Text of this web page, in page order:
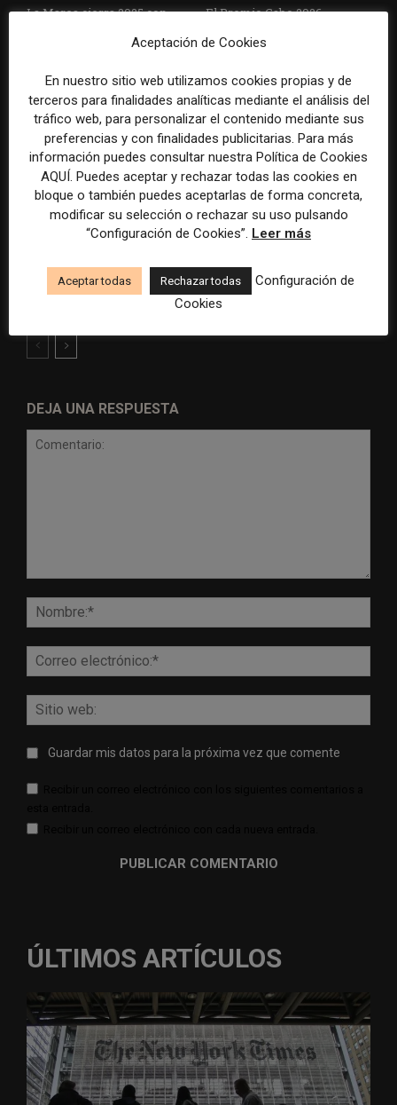
La Marea cierra 2025 con
cooperativa pierde 38.542
El Premio Gabo 2026
Brasil, España y El Salvador
la violencia
establece un sistema de
control para el uso de la
especial para la mejor
cobertura periodística del
Mundial 2026
DEJA UNA RESPUESTA
Guardar mis datos para la próxima vez que comente
ÚLTIMOS ARTÍCULOS
Aceptación de Cookies
En nuestro sitio web utilizamos cookies propias y de
terceros para finalidades analíticas mediante el análisis del
tráfico web, para personalizar el contenido mediante sus
preferencias y con finalidades publicitarias. Para más
información puedes consultar nuestra Política de Cookies
AQUÍ. Puedes aceptar y rechazar todas las cookies en
bloque o también puedes aceptarlas de forma concreta,
modificar su selección o rechazar su uso pulsando
“Configuración de Cookies”. Leer más
Aceptar todas Rechazar todas
Configuración de
Cookies